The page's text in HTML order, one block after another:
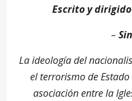
Escrito y
–
La ideología del
el terrorismo de
asociación entre la